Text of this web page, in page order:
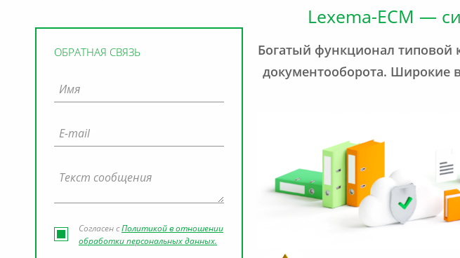
ОБРАТНАЯ СВЯЗЬ
Согласен сПолитикой в отношении
обработки персональных данных.
Lexema-ECM —
Богатый функционал типовой
документооборота. Широкие